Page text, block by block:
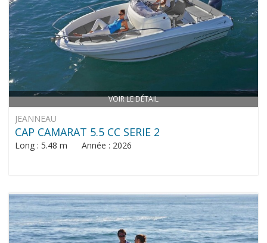
VOIR LE DÉTAIL
JEANNEAU
CAP CAMARAT 5.5 CC SERIE 2
Long : 5.48 m Année : 2026